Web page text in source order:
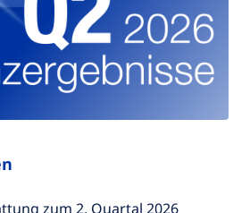
zum 2. Quartal 2026